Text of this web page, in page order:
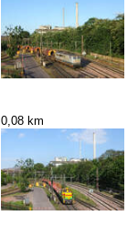
0,08 km